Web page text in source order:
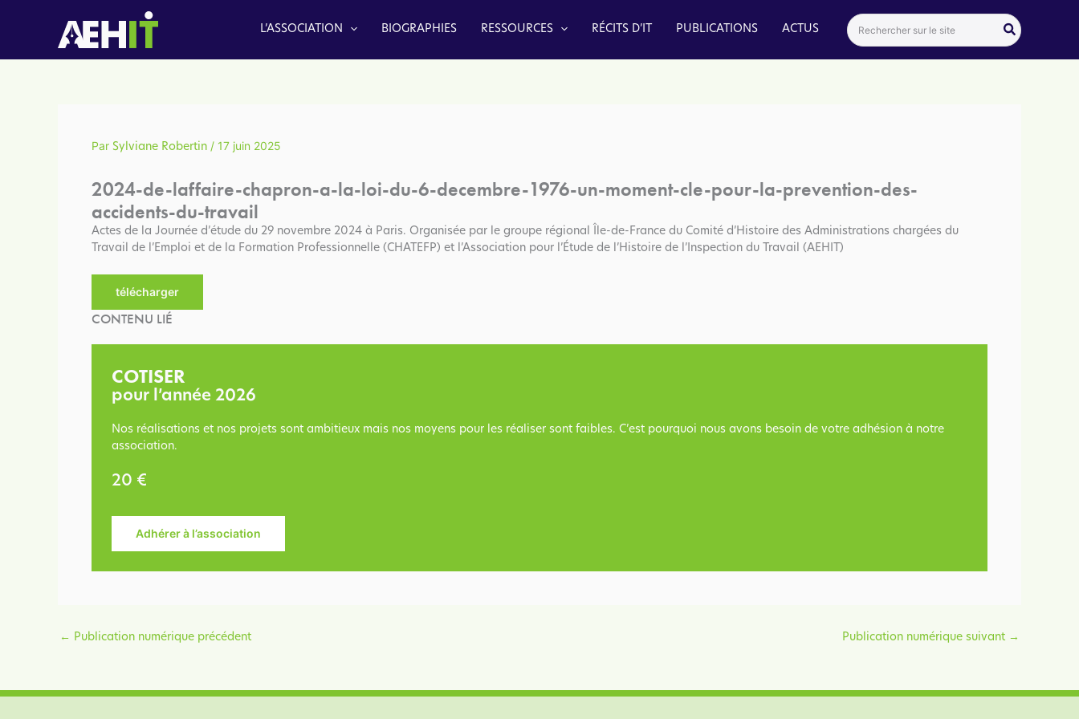
L’ASSOCIATION BIOGRAPHIES RESSOURCES RÉCITS D’IT PUBLICATIONS ACTUS
Search
for:
Par Sylviane Robertin / 17 juin 2025
2024-de-laffaire-chapron-a-la-loi-du-6-decembre-1976-un-moment-cle-pour-la-prevention-des-
accidents-du-travail
Actes de la Journée d’étude du 29 novembre 2024 à Paris. Organisée par le groupe régional Île-de-France du Comité d’Histoire des Administrations chargées du
Travail de l’Emploi et de la Formation Professionnelle (CHATEFP) et l’Association pour l’Étude de l’Histoire de l’Inspection du Travail (AEHIT)
télécharger
CONTENU LIÉ
COTISER
pour l’année 2026
Nos réalisations et nos projets sont ambitieux mais nos moyens pour les réaliser sont faibles. C’est pourquoi nous avons besoin de votre adhésion à notre
association.
20 €
Adhérer à l’association
← Publication numérique précédent Publication numérique suivant →